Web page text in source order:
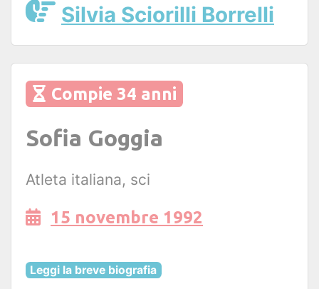
Silvia Sciorilli Borrelli
Compie 34 anni
Sofia Goggia
Atleta italiana, sci
15 novembre 1992
Leggi la breve biografia